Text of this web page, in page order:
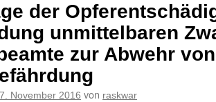
der
unmittelbaren
zur Abwehr von
November 2016 von raskwar